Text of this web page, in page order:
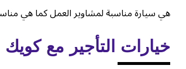
هي سيارة مناسبة لمشاوير العمل كما هي
خيارات التأجير مع كويك